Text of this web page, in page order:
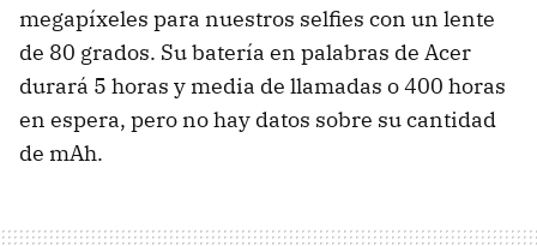
megapíxeles para nuestros selfies con un lente
de 80 grados. Su batería en palabras de Acer
durará 5 horas y media de llamadas o 400 horas
en espera, pero no hay datos sobre su cantidad
de mAh.